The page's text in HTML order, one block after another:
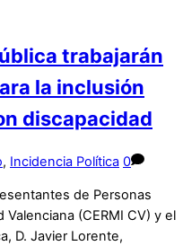
trabajarán
la inclusión
discapacidad
, Incidencia Política 0
de Personas
(CERMI CV) y el
D. Javier Lorente,